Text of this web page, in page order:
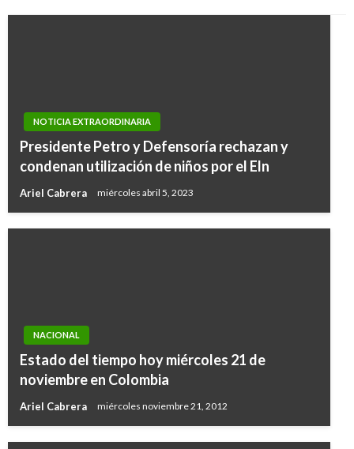
NOTICIA EXTRAORDINARIA
Presidente Petro y Defensoría rechazan y
condenan utilización de niños por el Eln
Ariel Cabrera miércoles abril 5, 2023
NACIONAL
Estado del tiempo hoy miércoles 21 de
noviembre en Colombia
Ariel Cabrera miércoles noviembre 21, 2012